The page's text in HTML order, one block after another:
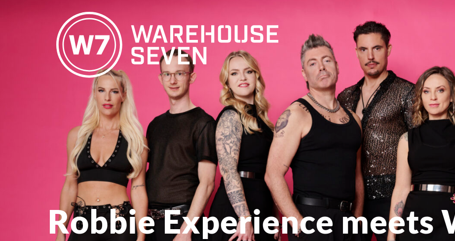
Robbie Experience meets